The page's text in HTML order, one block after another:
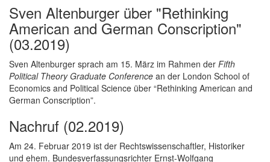
Sven Altenburger über "Rethinking
American and German Conscription"
(03.2019)
Sven Altenburger sprach am 15. März im Rahmen der Fifth
Political Theory Graduate Conference an der London School of
Economics and Political Science über “Rethinking American and
German Conscription”.
Nachruf (02.2019)
Am 24. Februar 2019 ist der Rechtswissenschaftler, Historiker
und ehem. Bundesverfassungsrichter Ernst-Wolfgang